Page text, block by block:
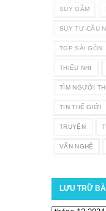
SUY GẪM
SUY TƯ-CẦU
TGP SÀI GÒN
THIẾU NHI
TÌM NGƯỜI
TIN THẾ GIỚI
TRUYỆN
VĂN NGHỆ
LƯU TRỮ